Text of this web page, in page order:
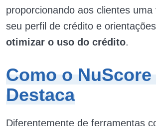
proporcionando aos clientes
seu perfil de crédito e
otimizar o uso do crédito.
Como o NuScore
Destaca
Diferentemente de ferramentas